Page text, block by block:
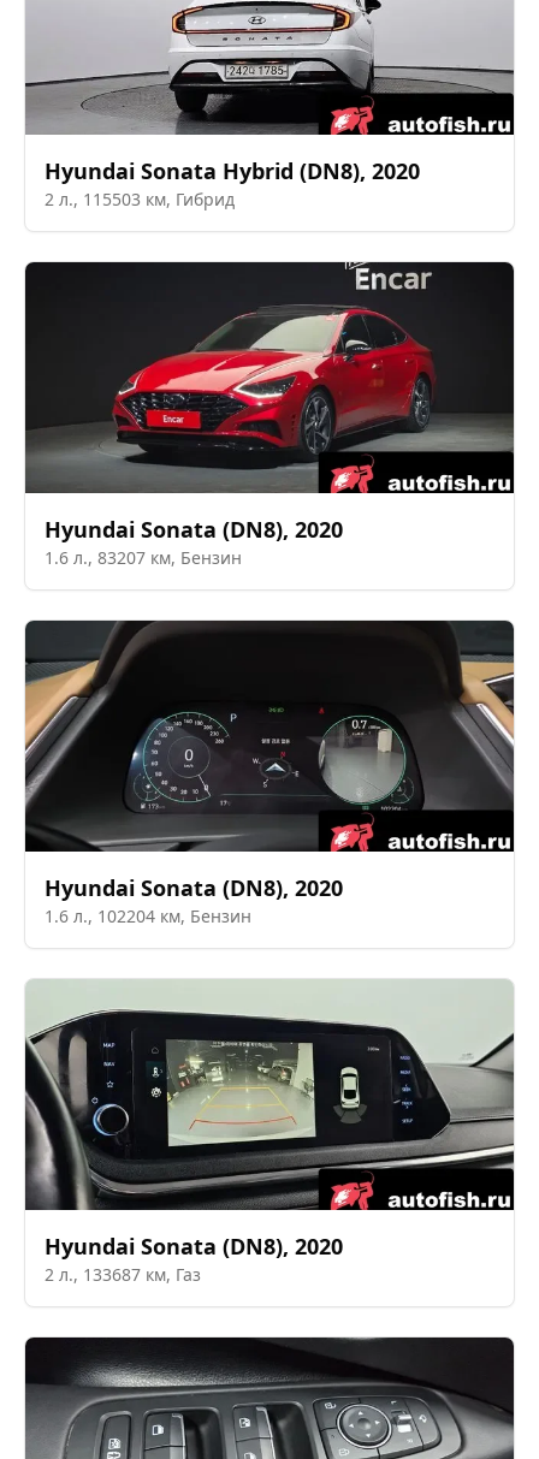
Hyundai Sonata Hybrid (DN8), 2020
2 л., 115503 км, Гибрид
Hyundai Sonata (DN8), 2020
1.6 л., 83207 км, Бензин
Hyundai Sonata (DN8), 2020
1.6 л., 102204 км, Бензин
Hyundai Sonata (DN8), 2020
2 л., 133687 км, Газ